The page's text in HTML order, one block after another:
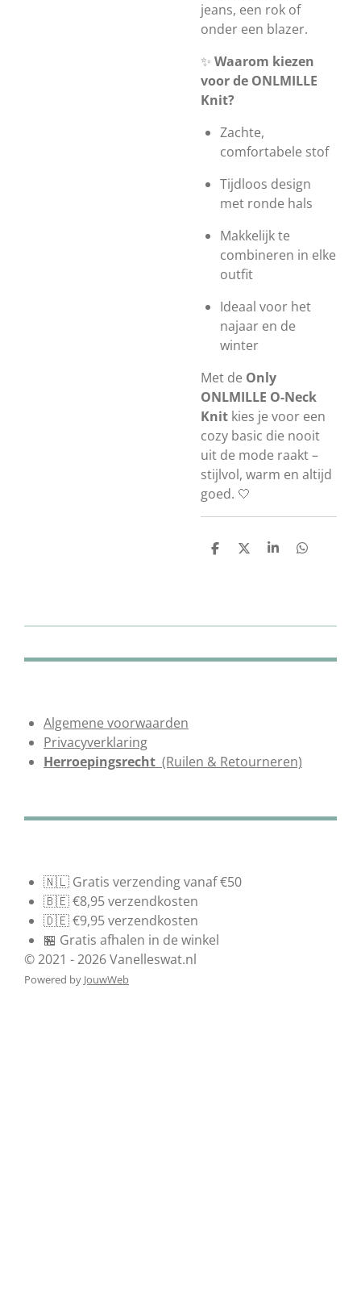
jeans, een rok of
onder een blazer.
✨ Waarom kiezen
voor de ONLMILLE
Knit?
Zachte,
comfortabele stof
Tijdloos design
met ronde hals
Makkelijk te
combineren in elke
outfit
Ideaal voor het
najaar en de
winter
Met de Only
ONLMILLE O-Neck
Knit kies je voor een
cozy basic die nooit
uit de mode raakt –
stijlvol, warm en altijd
goed. 🤍
D
D
S
D
Algemene voorwaarden
Privacyverklaring
Herroepingsrecht (Ruilen & Retourneren)
🇳🇱 Gratis verzending vanaf €50
🇧🇪 €8,95 verzendkosten
🇩🇪 €9,95 verzendkosten
🏪 Gratis afhalen in de winkel
© 2021 - 2026 Vanelleswat.nl
Powered by JouwWeb